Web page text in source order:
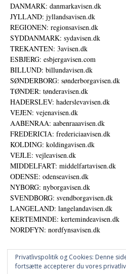
DANMARK: danmarkavisen.dk
JYLLAND: jyllandsavisen.dk
REGIONEN: regionsavisen.dk
SYDDANMARK: sydavisen.dk
TREKANTEN: 3avisen.dk
ESBJERG: esbjergavisen.com
BILLUND: billundavisen.dk
SØNDERBORG: sønderborgavisen.dk
TØNDER: tønderavisen.dk
HADERSLEV: haderslevavisen.dk
VEJEN: vejenavisen.dk
AABENRAA: aabenraaavisen.dk
FREDERICIA: fredericiaavisen.dk
KOLDING: koldingavisen.dk
VEJLE: vejleavisen.dk
MIDDELFART: middelfartavisen.dk
ODENSE: odenseavisen.dk
NYBORG: nyborgavisen.dk
SVENDBORG: svendborgavisen.dk
LANGELAND: langelandavisen.dk
KERTEMINDE: kertemindeavisen.dk
NORDFYN: nordfynsavisen.dk
Privatlivspolitik og Cookies: Denne
fortsætte accepterer du vores